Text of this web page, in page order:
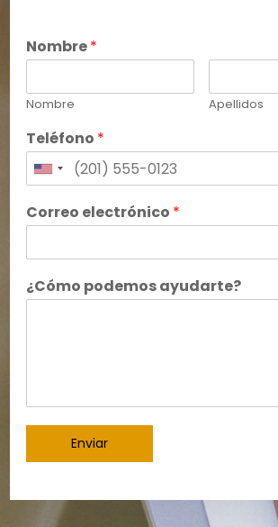
Nombre*
Nombre Apellidos
Teléfono *
Correo electrónico *
¿Cómo podemos ayudarte?
Enviar